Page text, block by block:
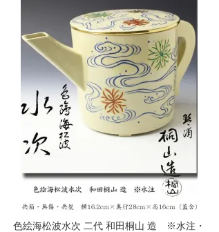
色絵海松波水次 二代 和田桐山 造 ※水注・